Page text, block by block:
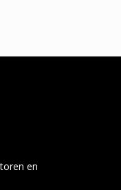
en